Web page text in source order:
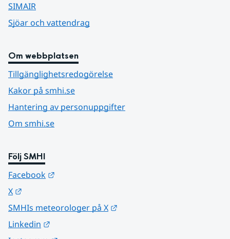
SIMAIR
Sjöar och vattendrag
Om webbplatsen
Tillgänglighetsredogörelse
Kakor på smhi.se
Hantering av personuppgifter
Om smhi.se
Följ SMHI
Facebook
X
SMHIs meteorologer på X
Linkedin